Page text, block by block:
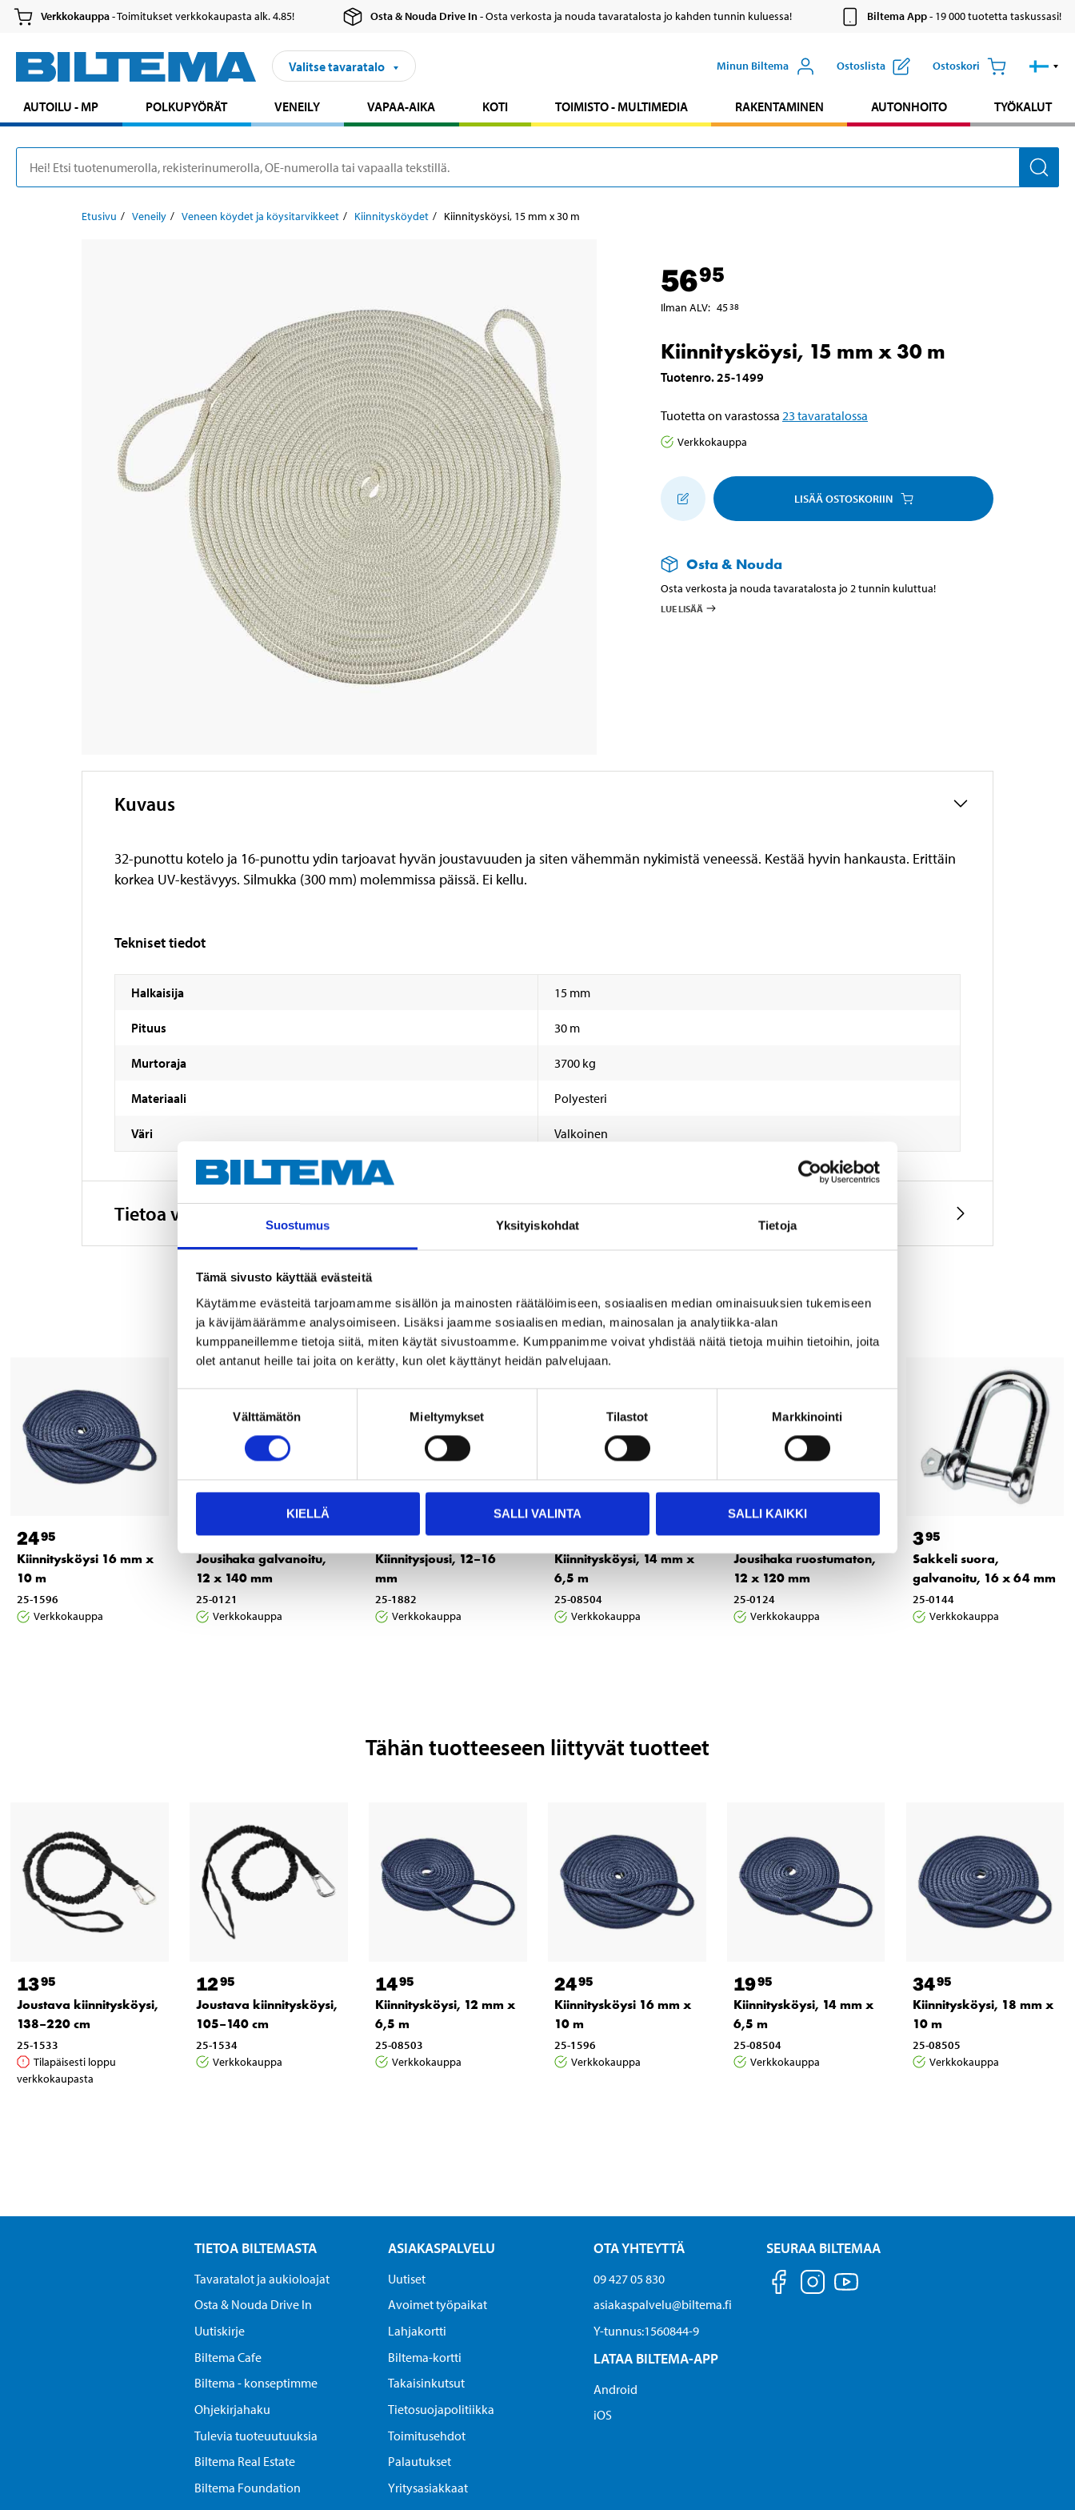
Suostumus Yksityiskohdat Tietoja
Tämä sivusto käyttää evästeitä
Käytämme evästeitä tarjoamamme sisällön ja mainosten räätälöimiseen, sosiaalisen median ominaisuuksien tukemiseen
ja kävijämäärämme analysoimiseen. Lisäksi jaamme sosiaalisen median, mainosalan ja analytiikka-alan
kumppaneillemme tietoja siitä, miten käytät sivustoamme. Kumppanimme voivat yhdistää näitä tietoja muihin tietoihin, joita
olet antanut heille tai joita on kerätty, kun olet käyttänyt heidän palvelujaan.
Välttämätön Mieltymykset Tilastot Markkinointi
KIELLÄ SALLI VALINTA SALLI KAIKKI
Verkkokauppa- Toimitukset verkkokaupasta alk. 4.85! Osta & Nouda Drive In- Osta verkosta ja nouda tavaratalosta jo kahden tunnin kuluessa! Biltema App- 19 000 tuotetta taskussasi!
Valitse tavaratalo Minun Biltema Ostoslista Ostoskori
AUTOILU - MP POLKUPYÖRÄT VENEILY VAPAA-AIKA KOTI TOIMISTO - MULTIMEDIA RAKENTAMINEN AUTONHOITO TYÖKALUT
Etusivu Veneily Veneen köydet ja köysitarvikkeet Kiinnitysköydet Kiinnitysköysi, 15 mm x 30 m
5695
Ilman ALV: 4538
Kiinnitysköysi, 15 mm x 30 m
Tuotenro.25-1499
Tuotetta on varastossa 23 tavaratalossa
Verkkokauppa
LISÄÄ OSTOSKORIIN
Osta & Nouda
Osta verkosta ja nouda tavaratalosta jo 2 tunnin kuluttua!
LUE LISÄÄ
Kuvaus
32-punottu kotelo ja 16-punottu ydin tarjoavat hyvän joustavuuden ja siten vähemmän nykimistä veneessä. Kestää hyvin hankausta. Erittäin
korkea UV-kestävyys. Silmukka (300 mm) molemmissa päissä. Ei kellu.
Tekniset tiedot
Halkaisija 15 mm
Pituus 30 m
Murtoraja 3700 kg
Materiaali Polyesteri
Väri Valkoinen
Tietoa valmistajasta
Muut asiakkaat ostivat myös
2495
Kiinnitysköysi 16 mm x
10 m
25-1596
Verkkokauppa
375
Jousihaka galvanoitu,
12 x 140 mm
25-0121
Verkkokauppa
1495
Kiinnitysjousi, 12–16
mm
25-1882
Verkkokauppa
1995
Kiinnitysköysi, 14 mm x
6,5 m
25-08504
Verkkokauppa
1055
Jousihaka ruostumaton,
12 x 120 mm
25-0124
Verkkokauppa
395
Sakkeli suora,
galvanoitu, 16 x 64 mm
25-0144
Verkkokauppa
Tähän tuotteeseen liittyvät tuotteet
1395
Joustava kiinnitysköysi,
138–220 cm
25-1533
Tilapäisesti loppu
verkkokaupasta
1295
Joustava kiinnitysköysi,
105–140 cm
25-1534
Verkkokauppa
1495
Kiinnitysköysi, 12 mm x
6,5 m
25-08503
Verkkokauppa
2495
Kiinnitysköysi 16 mm x
10 m
25-1596
Verkkokauppa
1995
Kiinnitysköysi, 14 mm x
6,5 m
25-08504
Verkkokauppa
3495
Kiinnitysköysi, 18 mm x
10 m
25-08505
Verkkokauppa
TIETOA BILTEMASTA
Tavaratalot ja aukioloajat
Osta & Nouda Drive In
Uutiskirje
Biltema Cafe
Biltema - konseptimme
Ohjekirjahaku
Tulevia tuoteuutuuksia
Biltema Real Estate
Biltema Foundation
ASIAKASPALVELU
Uutiset
Avoimet työpaikat
Lahjakortti
Biltema-kortti
Takaisinkutsut
Tietosuojapolitiikka
Toimitusehdot
Palautukset
Yritysasiakkaat
OTA YHTEYTTÄ
09 427 05 830
asiakaspalvelu@biltema.fi
Y-tunnus:1560844-9
LATAA BILTEMA-APP
Android
iOS
SEURAA BILTEMAA